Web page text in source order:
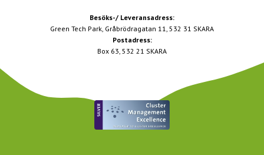
Besöks-/ Leveransadress:
Green Tech Park, Gråbrödragatan 11, 532 31 SKARA
Postadress:
Box 63, 532 21 SKARA